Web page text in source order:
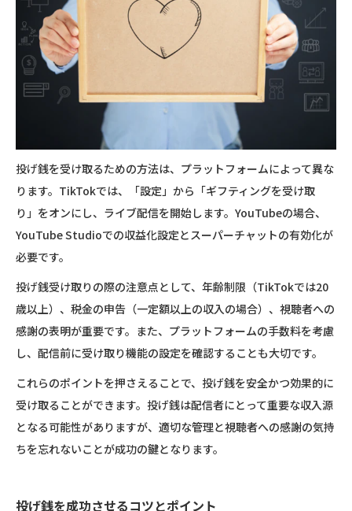
投げ銭を受け取るための方法は、プラットフォームによって異な
ります。TikTokでは、「設定」から「ギフティングを受け取
り」をオンにし、ライブ配信を開始します。YouTubeの場合、
YouTube Studioでの収益化設定とスーパーチャットの有効化が
必要です。
投げ銭受け取りの際の注意点として、年齢制限（TikTokでは20
歳以上）、税金の申告（一定額以上の収入の場合）、視聴者への
感謝の表明が重要です。また、プラットフォームの手数料を考慮
し、配信前に受け取り機能の設定を確認することも大切です。
これらのポイントを押さえることで、投げ銭を安全かつ効果的に
受け取ることができます。投げ銭は配信者にとって重要な収入源
となる可能性がありますが、適切な管理と視聴者への感謝の気持
ちを忘れないことが成功の鍵となります。
投げ銭を成功させるコツとポイント